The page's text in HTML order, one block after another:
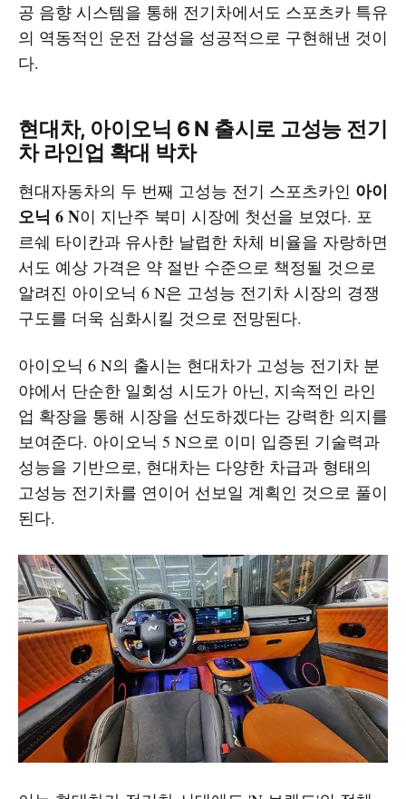
공 음향 시스템을 통해 전기차에서도 스포츠카 특유
의 역동적인 운전 감성을 성공적으로 구현해낸 것이
다.
현대차, 아이오닉 6 N 출시로 고성능 전기
차 라인업 확대 박차
현대자동차의 두 번째 고성능 전기 스포츠카인 아이
오닉 6 N이 지난주 북미 시장에 첫선을 보였다. 포
르쉐 타이칸과 유사한 날렵한 차체 비율을 자랑하면
서도 예상 가격은 약 절반 수준으로 책정될 것으로
알려진 아이오닉 6 N은 고성능 전기차 시장의 경쟁
구도를 더욱 심화시킬 것으로 전망된다.
아이오닉 6 N의 출시는 현대차가 고성능 전기차 분
야에서 단순한 일회성 시도가 아닌, 지속적인 라인
업 확장을 통해 시장을 선도하겠다는 강력한 의지를
보여준다. 아이오닉 5 N으로 이미 입증된 기술력과
성능을 기반으로, 현대차는 다양한 차급과 형태의
고성능 전기차를 연이어 선보일 계획인 것으로 풀이
된다.